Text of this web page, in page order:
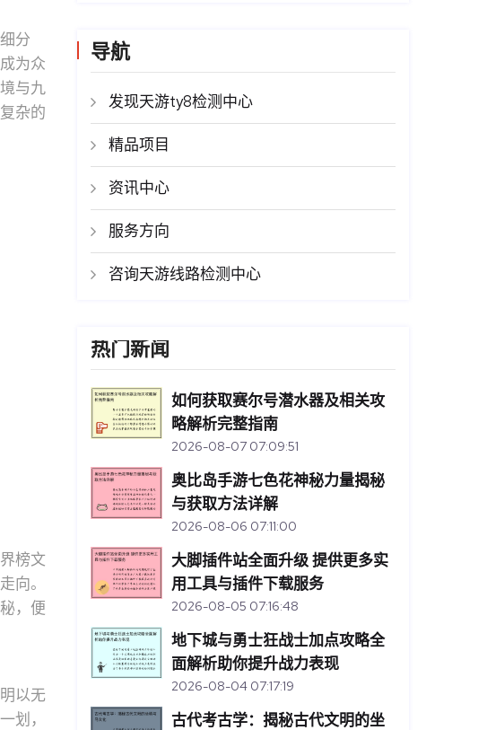
分
为众
与九
杂的
榜文
向。
，便
以无
划，
导航
发现天游ty8检测中心
精品项目
资讯中心
服务方向
咨询天游线路检测中心
热门新闻
如何获取赛尔号潜水器及相关攻
略解析完整指南
2026-08-07 07:09:51
奥比岛手游七色花神秘力量揭秘
与获取方法详解
2026-08-06 07:11:00
大脚插件站全面升级 提供更多实
用工具与插件下载服务
2026-08-05 07:16:48
地下城与勇士狂战士加点攻略全
面解析助你提升战力表现
2026-08-04 07:17:19
古代考古学：揭秘古代文明的坐